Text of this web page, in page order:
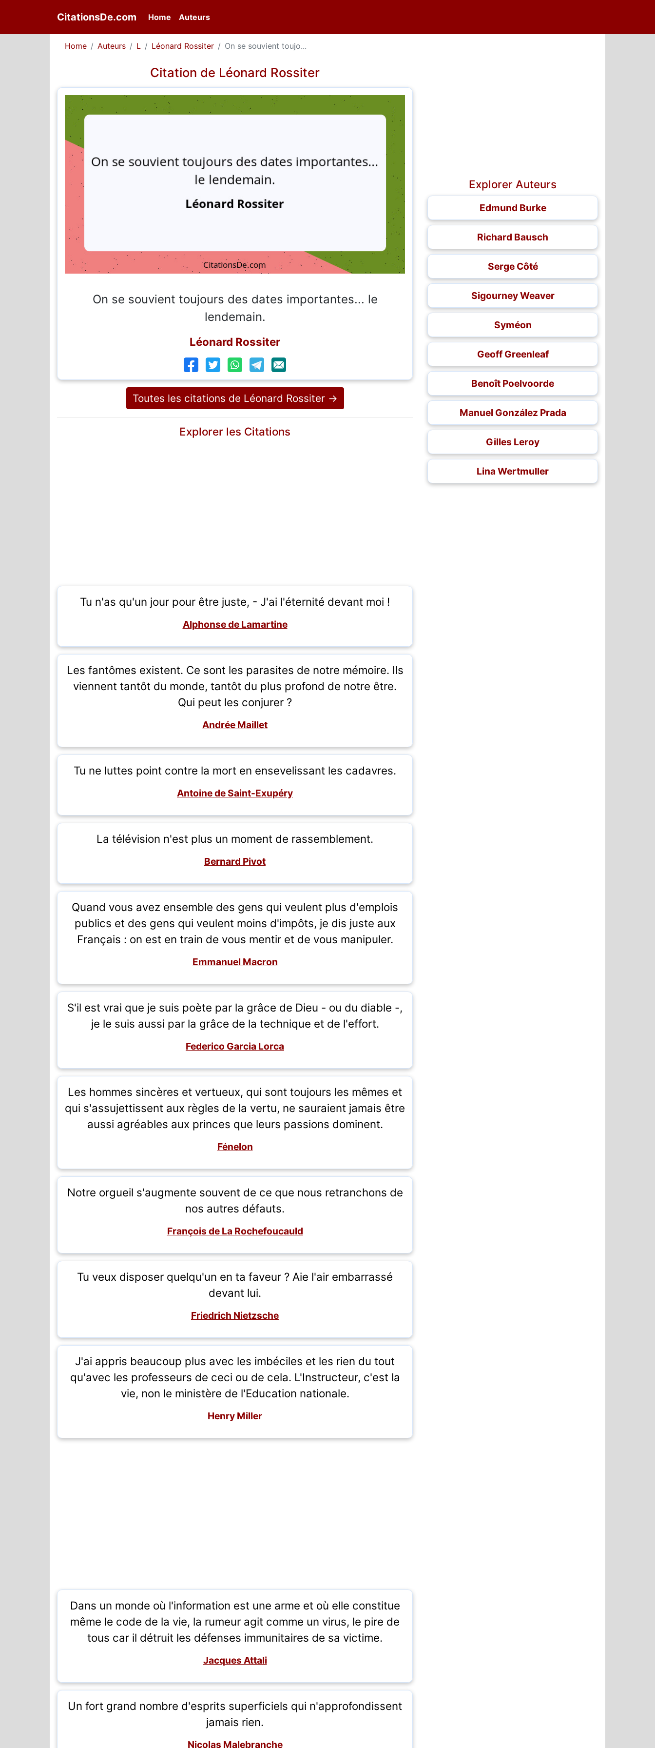
CitationsDe.com Home (current)
Auteurs
Home Auteurs L Léonard Rossiter On se souvient toujo...
Citation de Léonard Rossiter
On se souvient toujours des dates importantes... le
lendemain.
Léonard Rossiter
Toutes les citations de Léonard Rossiter →
Explorer les Citations
Tu n'as qu'un jour pour être juste, - J'ai l'éternité devant moi !
Alphonse de Lamartine
Les fantômes existent. Ce sont les parasites de notre mémoire. Ils
viennent tantôt du monde, tantôt du plus profond de notre être.
Qui peut les conjurer ?
Andrée Maillet
Tu ne luttes point contre la mort en ensevelissant les cadavres.
Antoine de Saint-Exupéry
La télévision n'est plus un moment de rassemblement.
Bernard Pivot
Quand vous avez ensemble des gens qui veulent plus d'emplois
publics et des gens qui veulent moins d'impôts, je dis juste aux
Français : on est en train de vous mentir et de vous manipuler.
Emmanuel Macron
S'il est vrai que je suis poète par la grâce de Dieu - ou du diable -,
je le suis aussi par la grâce de la technique et de l'effort.
Federico Garcia Lorca
Les hommes sincères et vertueux, qui sont toujours les mêmes et
qui s'assujettissent aux règles de la vertu, ne sauraient jamais être
aussi agréables aux princes que leurs passions dominent.
Fénelon
Notre orgueil s'augmente souvent de ce que nous retranchons de
nos autres défauts.
François de La Rochefoucauld
Tu veux disposer quelqu'un en ta faveur ? Aie l'air embarrassé
devant lui.
Friedrich Nietzsche
J'ai appris beaucoup plus avec les imbéciles et les rien du tout
qu'avec les professeurs de ceci ou de cela. L'Instructeur, c'est la
vie, non le ministère de l'Education nationale.
Henry Miller
Dans un monde où l'information est une arme et où elle constitue
même le code de la vie, la rumeur agit comme un virus, le pire de
tous car il détruit les défenses immunitaires de sa victime.
Jacques Attali
Un fort grand nombre d'esprits superficiels qui n'approfondissent
jamais rien.
Nicolas Malebranche
Explorer Auteurs
Edmund Burke
Richard Bausch
Serge Côté
Sigourney Weaver
Syméon
Geoff Greenleaf
Benoît Poelvoorde
Manuel González Prada
Gilles Leroy
Lina Wertmuller